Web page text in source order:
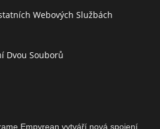
Webových Službách
Dvou Souborů
Empyrean vytváří nová spojení